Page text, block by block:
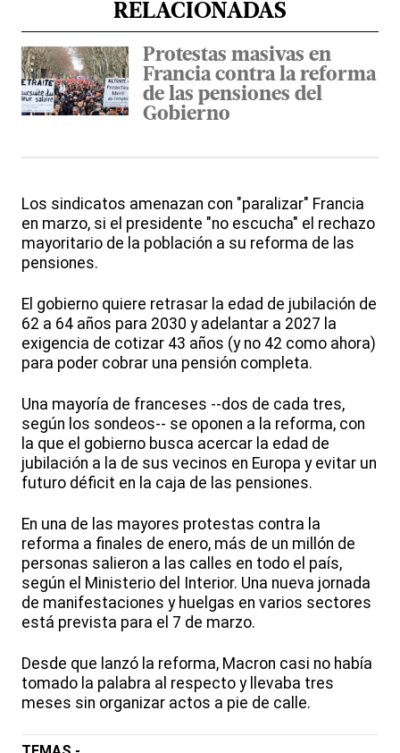
RELACIONADAS
Protestas masivas en
Francia contra la reforma
de las pensiones del
Gobierno
Los sindicatos amenazan con "paralizar" Francia
en marzo, si el presidente "no escucha" el rechazo
mayoritario de la población a su reforma de las
pensiones.
El gobierno quiere retrasar la edad de jubilación de
62 a 64 años para 2030 y adelantar a 2027 la
exigencia de cotizar 43 años (y no 42 como ahora)
para poder cobrar una pensión completa.
Una mayoría de franceses --dos de cada tres,
según los sondeos-- se oponen a la reforma, con
la que el gobierno busca acercar la edad de
jubilación a la de sus vecinos en Europa y evitar un
futuro déficit en la caja de las pensiones.
En una de las mayores protestas contra la
reforma a finales de enero, más de un millón de
personas salieron a las calles en todo el país,
según el Ministerio del Interior. Una nueva jornada
de manifestaciones y huelgas en varios sectores
está prevista para el 7 de marzo.
Desde que lanzó la reforma, Macron casi no había
tomado la palabra al respecto y llevaba tres
meses sin organizar actos a pie de calle.